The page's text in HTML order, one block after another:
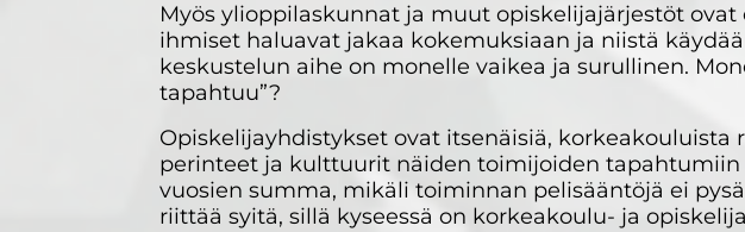
Myös ylioppilaskunnat ja muut opiskelijajärjestöt
ihmiset haluavat jakaa kokemuksiaan ja niistä
keskustelun aihe on monelle vaikea ja surullinen.
tapahtuu”?
Opiskelijayhdistykset ovat itsenäisiä,
perinteet ja kulttuurit näiden toimijoiden
vuosien summa, mikäli toiminnan pelisääntöjä ei
riittää syitä, sillä kyseessä on korkeakoulu- ja